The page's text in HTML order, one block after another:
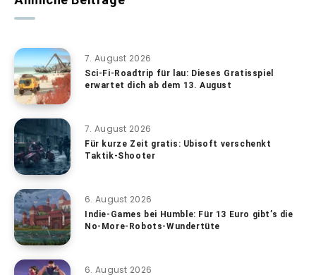
7. August 2026
Sci-Fi-Roadtrip für lau: Dieses Gratisspiel
erwartet dich ab dem 13. August
7. August 2026
Für kurze Zeit gratis: Ubisoft verschenkt
Taktik-Shooter
6. August 2026
Indie-Games bei Humble: Für 13 Euro gibt’s die
No-More-Robots-Wundertüte
6. August 2026